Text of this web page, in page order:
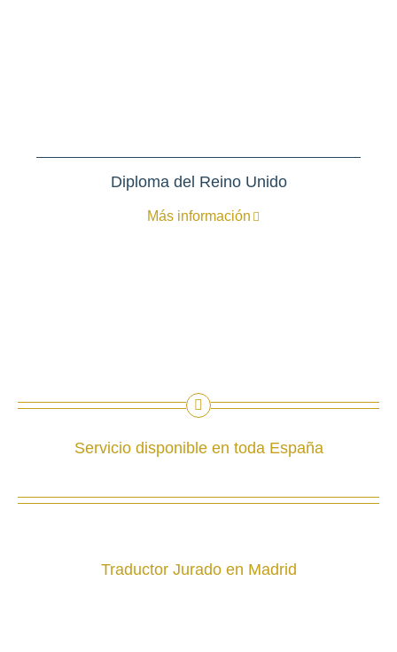
Diploma del Reino Unido
Más información
Servicio disponible en toda España
Traductor Jurado en Madrid